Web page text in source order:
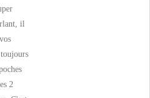
il
2